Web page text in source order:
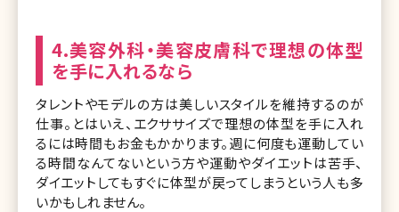
4.美容外科・美容皮膚科で理想の体型
を手に入れるなら
タレントやモデルの方は美しいスタイルを維持するのが
仕事。とはいえ、エクササイズで理想の体型を手に入れ
るには時間もお金もかかります。週に何度も運動してい
る時間なんてないという方や運動やダイエットは苦手、
ダイエットしてもすぐに体型が戻ってしまうという人も多
いかもしれません。